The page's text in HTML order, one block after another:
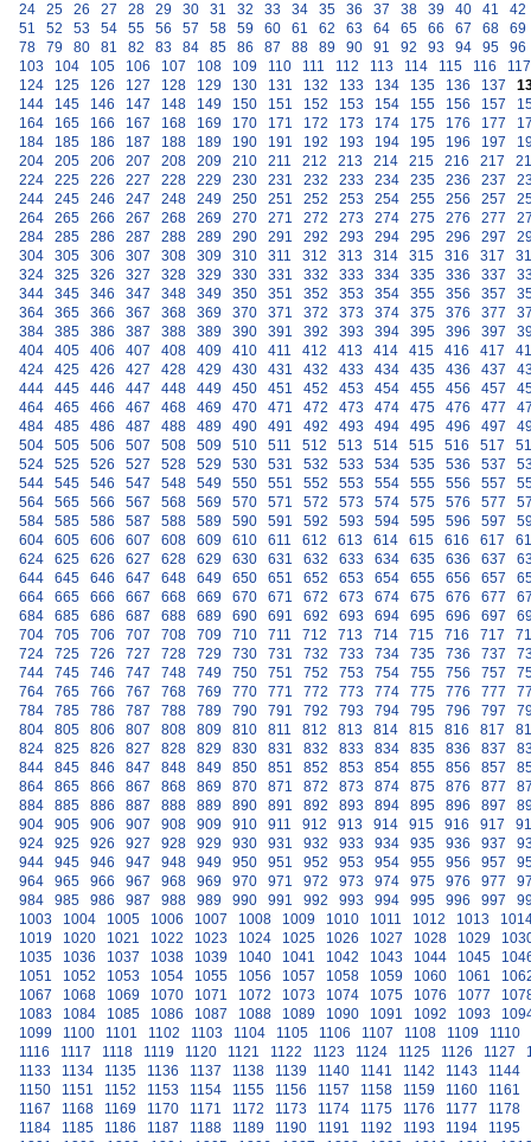
24
25 26 27 28 29 30 31 32 33 34 35 36 37 38 39 40 41
42
51
52 53 54 55 56 57 58 59 60 61 62 63 64 65 66 67 68
69
78
79 80 81 82 83 84 85 86 87 88 89 90 91 92 93 94 95
96
103
104 105 106 107 108 109 110 111 112 113 114 115 116
117
124
125 126 127 128 129 130 131 132 133 134 135 136 137
144
145 146 147 148 149 150 151 152 153 154 155 156 157
164
165 166 167 168 169 170 171 172 173 174 175 176 177
184
185 186 187 188 189 190 191 192 193 194 195 196 197
204
205 206 207 208 209 210 211 212 213 214 215 216 217
224
225 226 227 228 229 230 231 232 233 234 235 236 237
244
245 246 247 248 249 250 251 252 253 254 255 256 257
264
265 266 267 268 269 270 271 272 273 274 275 276 277
284
285 286 287 288 289 290 291 292 293 294 295 296 297
304
305 306 307 308 309 310 311 312 313 314 315 316 317
324
325 326 327 328 329 330 331 332 333 334 335 336 337
344
345 346 347 348 349 350 351 352 353 354 355 356 357
364
365 366 367 368 369 370 371 372 373 374 375 376 377
384
385 386 387 388 389 390 391 392 393 394 395 396 397
404
405 406 407 408 409 410 411 412 413 414 415 416 417
424
425 426 427 428 429 430 431 432 433 434 435 436 437
444
445 446 447 448 449 450 451 452 453 454 455 456 457
464
465 466 467 468 469 470 471 472 473 474 475 476 477
484
485 486 487 488 489 490 491 492 493 494 495 496 497
504
505 506 507 508 509 510 511 512 513 514 515 516 517
524
525 526 527 528 529 530 531 532 533 534 535 536 537
544
545 546 547 548 549 550 551 552 553 554 555 556 557
564
565 566 567 568 569 570 571 572 573 574 575 576 577
584
585 586 587 588 589 590 591 592 593 594 595 596 597
604
605 606 607 608 609 610 611 612 613 614 615 616 617
624
625 626 627 628 629 630 631 632 633 634 635 636 637
644
645 646 647 648 649 650 651 652 653 654 655 656 657
664
665 666 667 668 669 670 671 672 673 674 675 676 677
684
685 686 687 688 689 690 691 692 693 694 695 696 697
704
705 706 707 708 709 710 711 712 713 714 715 716 717
724
725 726 727 728 729 730 731 732 733 734 735 736 737
744
745 746 747 748 749 750 751 752 753 754 755 756 757
764
765 766 767 768 769 770 771 772 773 774 775 776 777
784
785 786 787 788 789 790 791 792 793 794 795 796 797
804
805 806 807 808 809 810 811 812 813 814 815 816 817
824
825 826 827 828 829 830 831 832 833 834 835 836 837
844
845 846 847 848 849 850 851 852 853 854 855 856 857
864
865 866 867 868 869 870 871 872 873 874 875 876 877
884
885 886 887 888 889 890 891 892 893 894 895 896 897
904
905 906 907 908 909 910 911 912 913 914 915 916 917
924
925 926 927 928 929 930 931 932 933 934 935 936 937
944
945 946 947 948 949 950 951 952 953 954 955 956 957
964
965 966 967 968 969 970 971 972 973 974 975 976 977
984
985 986 987 988 989 990 991 992 993 994 995 996 997
1003
1004 1005 1006 1007 1008 1009 1010 1011 1012 1013
1019
1020 1021 1022 1023 1024 1025 1026 1027 1028 1029
1035
1036 1037 1038 1039 1040 1041 1042 1043 1044 1045
1051
1052 1053 1054 1055 1056 1057 1058 1059 1060 1061
1067
1068 1069 1070 1071 1072 1073 1074 1075 1076 1077
1083
1084 1085 1086 1087 1088 1089 1090 1091 1092 1093
1099
1100 1101 1102 1103 1104 1105 1106 1107 1108 1109
1110
1116
1117 1118 1119 1120 1121 1122 1123 1124 1125 1126 1127
1133
1134 1135 1136 1137 1138 1139 1140 1141 1142 1143
1144
1150
1151 1152 1153 1154 1155 1156 1157 1158 1159 1160
1161
1167
1168 1169 1170 1171 1172 1173 1174 1175 1176 1177
1178
1184
1185 1186 1187 1188 1189 1190 1191 1192 1193 1194
1195